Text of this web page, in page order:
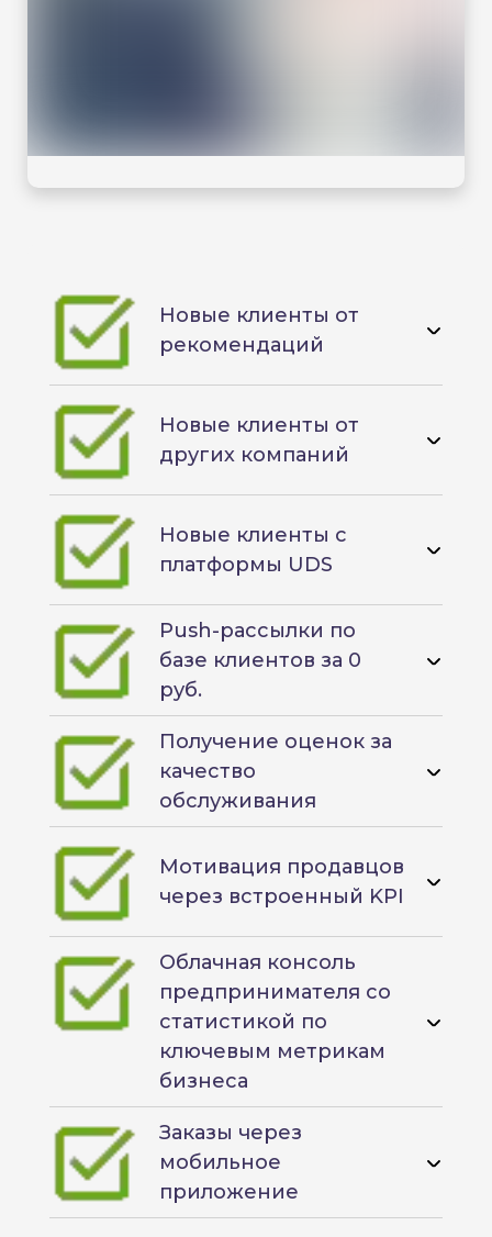
Новые клиенты от
рекомендаций
Новые клиенты от
других компаний
Новые клиенты с
платформы UDS
Push-рассылки по
базе клиентов за 0
руб.
Получение оценок за
качество
обслуживания
Мотивация продавцов
через встроенный KPI
Облачная консоль
предпринимателя со
статистикой по
ключевым метрикам
бизнеса
Заказы через
мобильное
приложение